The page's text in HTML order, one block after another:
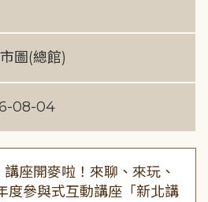
圖(總館)
08-04
講座開麥啦！來聊、來玩、
度參與式互動講座「新北講